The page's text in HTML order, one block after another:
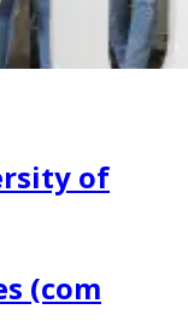
of
(com